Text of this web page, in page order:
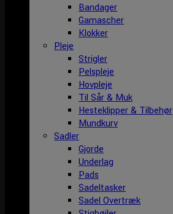
Bandager
Gamascher
Klokker
Pleje
Strigler
Pelspleje
Hovpleje
Til Sår & Muk
Hesteklipper & Tilbehør
Mundkurv
Sadler
Gjorde
Underlag
Pads
Sadeltasker
Sadel Overtræk